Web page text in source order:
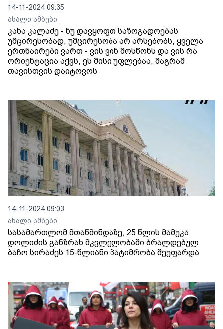
14-11-2024 09:35
ახალი ამბები
კახა კალაძე - ნუ დავყოფთ საზოგადოებას
უმცირესობად, უმცირესობა არ არსებობს, ყველა
ერთნაირები ვართ - ვის ვინ მოსწონს და ვის რა
ორიენტაცია აქვს, ეს მისი უფლებაა, მაგრამ
თავისთვის დაიტოვოს
14-11-2024 09:03
ახალი ამბები
სასამართლომ მთაწმინდაზე, 25 წლის მამუკა
დოლიძის განზრახ მკვლელობაში ბრალდებულ
ბაჩო სირაძეს 15-წლიანი პატიმრობა შეუფარდა